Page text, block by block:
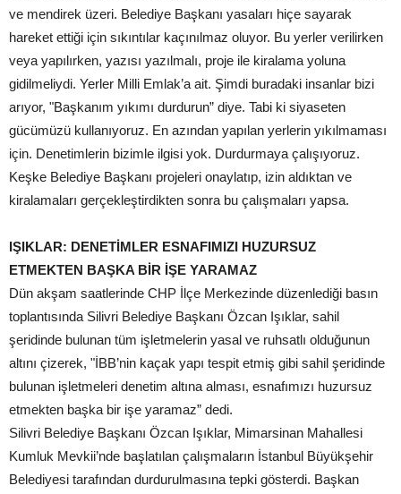
ve mendirek üzeri. Belediye Başkanı yasaları hiçe sayarak
hareket ettiği için sıkıntılar kaçınılmaz oluyor. Bu yerler verilirken
veya yapılırken, yazısı yazılmalı, proje ile kiralama yoluna
gidilmeliydi. Yerler Milli Emlak’a ait. Şimdi buradaki insanlar bizi
arıyor, "Başkanım yıkımı durdurun” diye. Tabi ki siyaseten
gücümüzü kullanıyoruz. En azından yapılan yerlerin yıkılmaması
için. Denetimlerin bizimle ilgisi yok. Durdurmaya çalışıyoruz.
Keşke Belediye Başkanı projeleri onaylatıp, izin aldıktan ve
kiralamaları gerçekleştirdikten sonra bu çalışmaları yapsa.
IŞIKLAR: DENETİMLER ESNAFIMIZI
HUZURSUZ
ETMEKTEN BAŞKA BİR İŞE YARAMAZ
Dün akşam saatlerinde CHP İlçe Merkezinde düzenlediği basın
toplantısında Silivri Belediye Başkanı Özcan Işıklar, sahil
şeridinde bulunan tüm işletmelerin yasal ve ruhsatlı olduğunun
altını çizerek, "İBB’nin kaçak yapı tespit etmiş gibi sahil şeridinde
bulunan işletmeleri denetim altına alması, esnafımızı huzursuz
etmekten başka bir işe yaramaz” dedi.
Silivri Belediye Başkanı Özcan Işıklar, Mimarsinan Mahallesi
Kumluk Mevkii’nde başlatılan çalışmaların İstanbul Büyükşehir
Belediyesi tarafından durdurulmasına tepki gösterdi. Başkan